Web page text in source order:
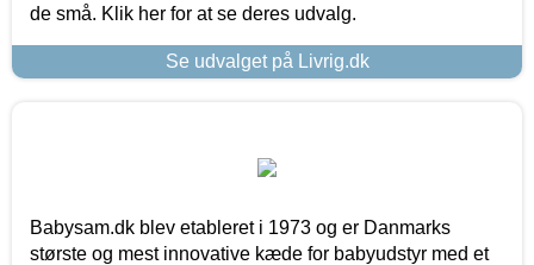
de små. Klik her for at se deres udvalg.
Se udvalget på Livrig.dk
Babysam.dk blev etableret i 1973 og er Danmarks
største og mest innovative kæde for babyudstyr med et